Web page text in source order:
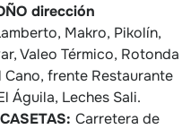
dirección
Makro, Pikolín,
Valeo Térmico, Rotonda
Cano, frente Restaurante
Águila, Leches Sali.
Carretera de